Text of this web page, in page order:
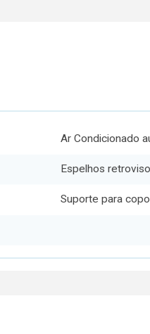
Ar Condicionado
Espelhos
Suporte para